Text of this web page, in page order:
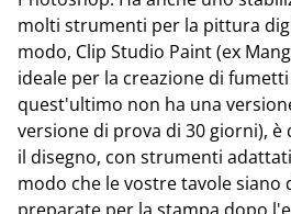
molti strumenti per la pittura
modo, Clip Studio Paint (ex
ideale per la creazione di
quest'ultimo non ha una
versione di prova di 30 giorni),
il disegno, con strumenti
modo che le vostre tavole